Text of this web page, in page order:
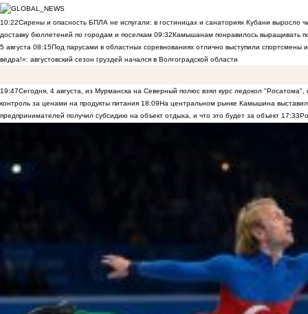
10:22Сирены и опасность БПЛА не испугали: в гостиницах и санаториях Кубани выросло
доставку бюллетеней по городам и поселкам 09:32Камышанам понравилось выращивать
5 августа 08:15Под парусами в областных соревнованиях отлично выступили спортсмены
ведра!»: августовский сезон груздей начался в Волгоградской области
19:47Сегодня, 4 августа, из Мурманска на Северный полюс взял курс ледокол
контроль за ценами на продукты питания 18:09На центральном рынке Камышина
предпринимателей получил субсидию на объект отдыха, и что это будет за объект 17:33